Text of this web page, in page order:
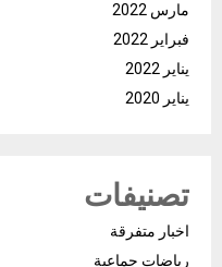
مارس 2022
فبراير 2022
يناير 2022
يناير 2020
تصنيفات
اخبار متفرقة
رياضات جماعية